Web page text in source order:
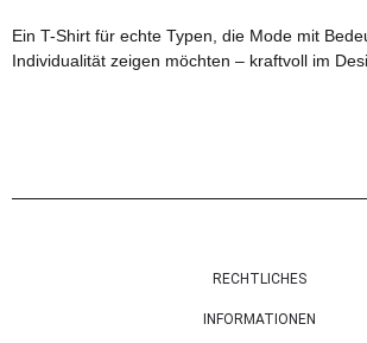
Ein T-Shirt für echte Typen, die Mode mit
Individualität zeigen möchten – kraftvoll im
RECHTLICHES
INFORMATIONEN